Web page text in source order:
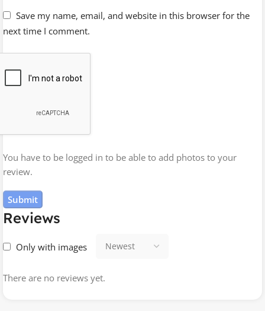
Reviews
Only with images
There are no reviews yet.
Save my name, email, and website in this browser for the
next time I comment.
You have to be logged in to be able to add photos to your
review.